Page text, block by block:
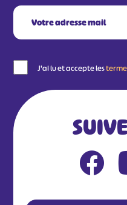
J'ai lu et accepte les